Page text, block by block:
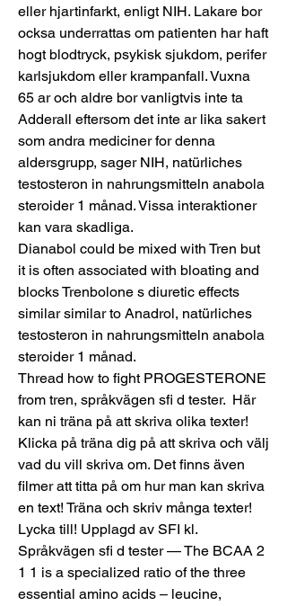
eller hjartinfarkt, enligt NIH. Lakare bor
ocksa underrattas om patienten har haft
hogt blodtryck, psykisk sjukdom, perifer
karlsjukdom eller krampanfall. Vuxna
65 ar och aldre bor vanligtvis inte ta
Adderall eftersom det inte ar lika sakert
som andra mediciner for denna
aldersgrupp, sager NIH, natürliches
testosteron in nahrungsmitteln anabola
steroider 1 månad. Vissa interaktioner
kan vara skadliga.
Dianabol could be mixed with Tren but
it is often associated with bloating and
blocks Trenbolone s diuretic effects
similar similar to Anadrol, natürliches
testosteron in nahrungsmitteln anabola
steroider 1 månad.
Thread how to fight PROGESTERONE
from tren, språkvägen sfi d tester.  Här
kan ni träna på att skriva olika texter!
Klicka på träna dig på att skriva och välj
vad du vill skriva om. Det finns även
filmer att titta på om hur man kan skriva
en text! Träna och skriv många texter!
Lycka till! Upplagd av SFI kl.
Språkvägen sfi d tester — The BCAA 2
1 1 is a specialized ratio of the three
essential amino acids – leucine,